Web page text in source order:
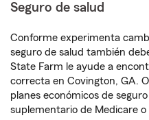
Seguro de salud
Conforme experimenta
seguro de salud también
State Farm le ayude a
correcta en Covington, GA.
planes económicos de
suplementario de Medicare